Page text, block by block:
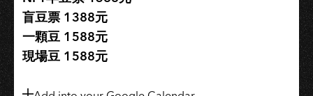
樂
章)
盲豆票 1388元
一顆豆 1588元
現場豆 1588元